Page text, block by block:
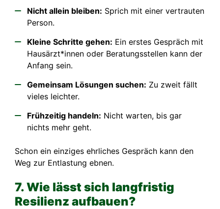
Nicht allein bleiben: Sprich mit einer vertrauten
Person.
Kleine Schritte gehen: Ein erstes Gespräch mit
Hausärzt*innen oder Beratungsstellen kann der
Anfang sein.
Gemeinsam Lösungen suchen: Zu zweit fällt
vieles leichter.
Frühzeitig handeln: Nicht warten, bis gar
nichts mehr geht.
Schon ein einziges ehrliches Gespräch kann den
Weg zur Entlastung ebnen.
7. Wie lässt sich langfristig
Resilienz aufbauen?